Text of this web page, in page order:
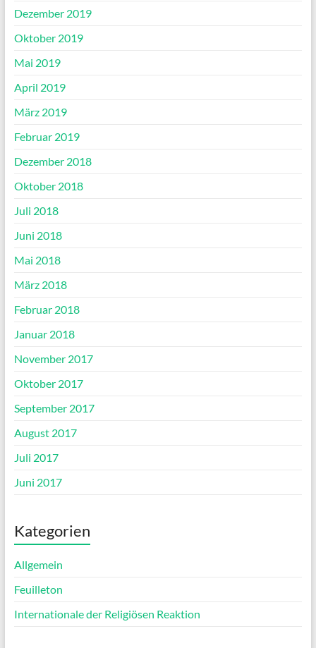
Dezember 2019
Oktober 2019
Mai 2019
April 2019
März 2019
Februar 2019
Dezember 2018
Oktober 2018
Juli 2018
Juni 2018
Mai 2018
März 2018
Februar 2018
Januar 2018
November 2017
Oktober 2017
September 2017
August 2017
Juli 2017
Juni 2017
Kategorien
Allgemein
Feuilleton
Internationale der Religiösen Reaktion